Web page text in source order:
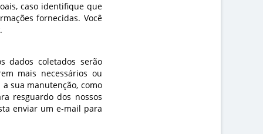
caso identifique que
fornecidas. Você
.
dados coletados serão
mais necessários ou
sua manutenção, como
resguardo dos nossos
enviar um e-mail para